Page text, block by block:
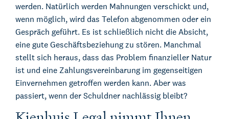
werden. Natürlich werden Mahnungen verschickt und,
wenn möglich, wird das Telefon abgenommen oder ein
Gespräch geführt. Es ist schließlich nicht die Absicht,
eine gute Geschäftsbeziehung zu stören. Manchmal
stellt sich heraus, dass das Problem finanzieller Natur
ist und eine Zahlungsvereinbarung im gegenseitigen
Einvernehmen getroffen werden kann. Aber was
passiert, wenn der Schuldner nachlässig bleibt?